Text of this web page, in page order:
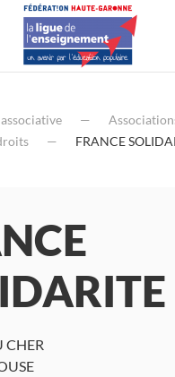
FRANCE
CHER